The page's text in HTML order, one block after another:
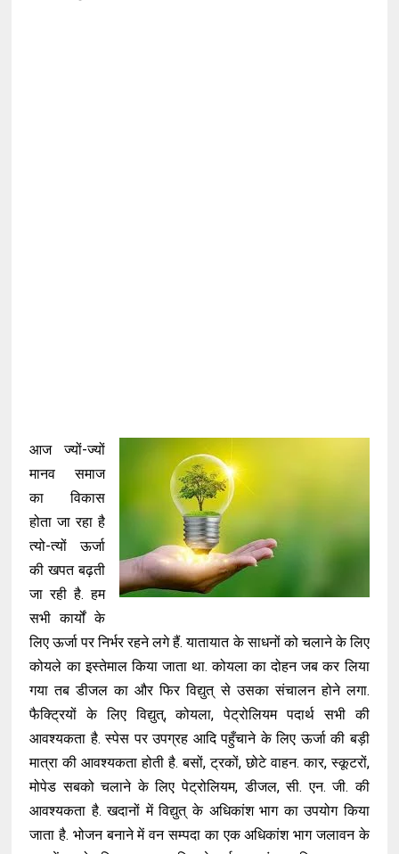
आज ज्यों-ज्यों
मानव समाज
का विकास
होता जा रहा है
त्यो-त्यों ऊर्जा
की खपत बढ़ती
जा रही है. हम
सभी कार्यों के
लिए ऊर्जा पर निर्भर रहने लगे हैं. यातायात के साधनों को चलाने के लिए
कोयले का इस्तेमाल किया जाता था. कोयला का दोहन जब कर लिया
गया तब डीजल का और फिर विद्युत् से उसका संचालन होने लगा.
फैक्ट्रियों के लिए विद्युत्, कोयला, पेट्रोलियम पदार्थ सभी की
आवश्यकता है. स्पेस पर उपग्रह आदि पहुँचाने के लिए ऊर्जा की बड़ी
मात्रा की आवश्यकता होती है. बसों, ट्रकों, छोटे वाहन. कार, स्कूटरों,
मोपेड सबको चलाने के लिए पेट्रोलियम, डीजल, सी. एन. जी. की
आवश्यकता है. खदानों में विद्युत् के अधिकांश भाग का उपयोग किया
जाता है. भोजन बनाने में वन सम्पदा का एक अधिकांश भाग जलावन के